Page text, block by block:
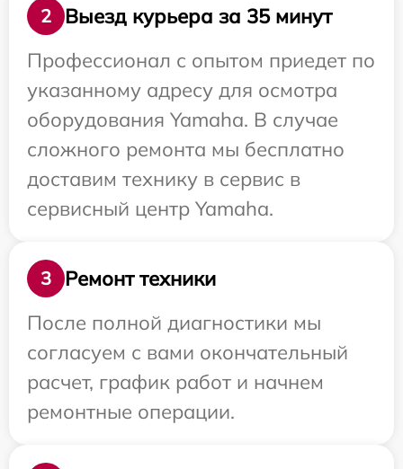
2
Выезд курьера за 35 минут
Профессионал с опытом приедет по
указанному адресу для осмотра
оборудования Yamaha. В случае
сложного ремонта мы бесплатно
доставим технику в сервис в
сервисный центр Yamaha.
3
Ремонт техники
После полной диагностики мы
согласуем с вами окончательный
расчет, график работ и начнем
ремонтные операции.